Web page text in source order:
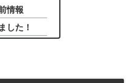
情報
した！